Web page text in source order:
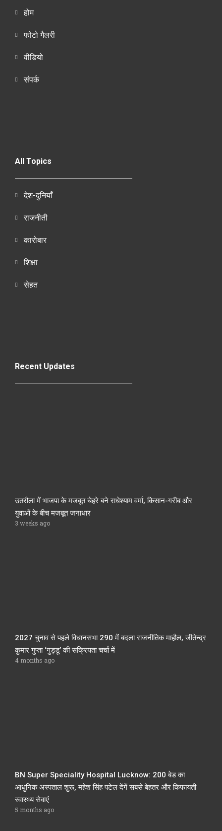
होम
फोटो गैलरी
वीडियो
संपर्क
All Topics
देश-दुनियाँ
राजनीती
कारोबार
शिक्षा
सेहत
Recent Updates
उतरौला में भाजपा के मजबूत चेहरे बने राधेश्याम वर्मा, किसान-गरीब और
युवाओं के बीच मजबूत जनाधार
3 weeks ago
2027 चुनाव से पहले विधानसभा 290 में बदला राजनीतिक माहौल, जीतेन्द्र
कुमार गुप्ता ‘गुड्डू’ की सक्रियता चर्चा में
4 months ago
BN Super Speciality Hospital Lucknow: 200 बेड का
आधुनिक अस्पताल शुरू, महेश सिंह पटेल देंगें सबसे बेहतर और किफायती
स्वास्थ्य सेवाएं
5 months ago